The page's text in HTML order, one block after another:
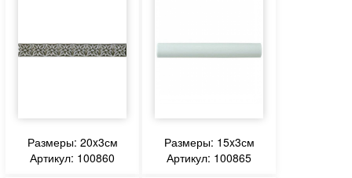
Размеры: 20x3см
Артикул: 100860
Размеры: 15x3см
Артикул: 100865